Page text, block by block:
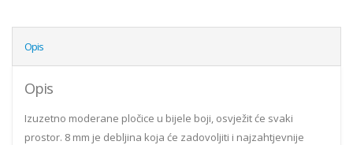
Opis
Opis
Izuzetno moderane pločice u bijele boji, osvježit će svaki
prostor. 8 mm je debljina koja će zadovoljiti i najzahtjevnije